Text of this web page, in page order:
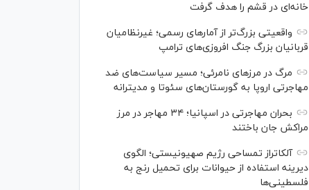
خانه‌ای در قشم را هدف گرفت
واقعیتی بزرگ‌تر از آمار‌های رسمی؛ غیرنظامیان
قربانیان بزرگ جنگ افروزی‌های ترامپ
مرگ در مرز‌های نامرئی؛ مسیر سیاست‌های ضد
مهاجرتی اروپا به گورستان‌های سئوتا و مدیترانه
بحران مهاجرتی در اسپانیا؛ ۳۴ مهاجر در مرز
مراکش جان باختند
آلکاتراز تمساحی رژیم صهیونیستی؛ الگوی
دیرینه استفاده از حیوانات برای تحمیل رنج به
فلسطینی‌ها